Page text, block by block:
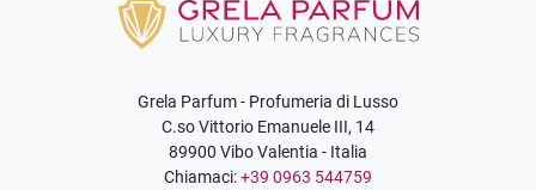
Grela Parfum - Profumeria di Lusso
C.so Vittorio Emanuele III, 14
89900 Vibo Valentia - Italia
Chiamaci:+39 0963 544759